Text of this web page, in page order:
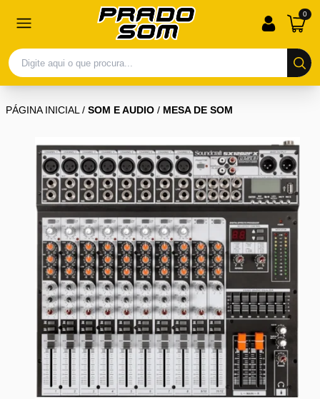
0
PÁGINA INICIAL/ SOM E AUDIO / MESA DE SOM